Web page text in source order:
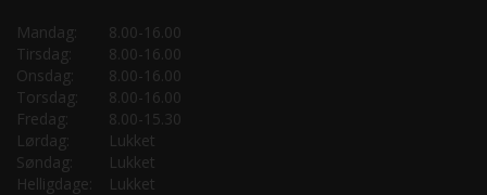
Mandag:
8.00-16.00
Tirsdag:
8.00-16.00
Onsdag:
8.00-16.00
Torsdag:
8.00-16.00
Fredag:
8.00-15.30
Lørdag:
Lukket
Søndag:
Lukket
Helligdage:
Lukket